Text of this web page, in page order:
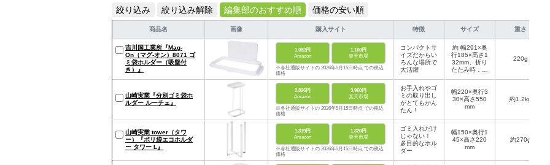
絞り込み 絞り込み解除 編集部のおすすめ順 価格の安い順
商品名 画像 購入サイト 特徴 サイズ 重さ
吉川国工業所『Mag-
On（マグ-オン）8071 ゴ
ミ袋ホルダー（吸盤付
き）』
1,082円
Amazon
1,100円
楽天市場
※各社通販サイトの 2026年5月15日時点 での税込
価格
コンパクトサ
イズだからい
ろんな場所で
大活躍
約 幅291×奥
行185×高さ1
32mm、折り
たたみ時：約
m
220g
山崎実業『分別ゴミ袋ホ
ルダー ルーチェ』
3,826円
Amazon
3,960円
楽天市場
※各社通販サイトの 2026年5月15日時点 での税込
価格
お手入れやゴ
ミの取り出し
がとてもかん
たん！
幅220×奥行3
30×高さ550
mm
約1.2kg
山崎実業 tower（タワ
ー）『ポリ袋エコホルダ
ー タワー L』
1,319円
Amazon
1,320円
楽天市場
※各社通販サイトの 2026年5月15日時点 での税込
価格
ゴミ入れだけ
じゃない！
多目的なホル
ダー
幅150×奥行1
45×高さ220
mm
約270g